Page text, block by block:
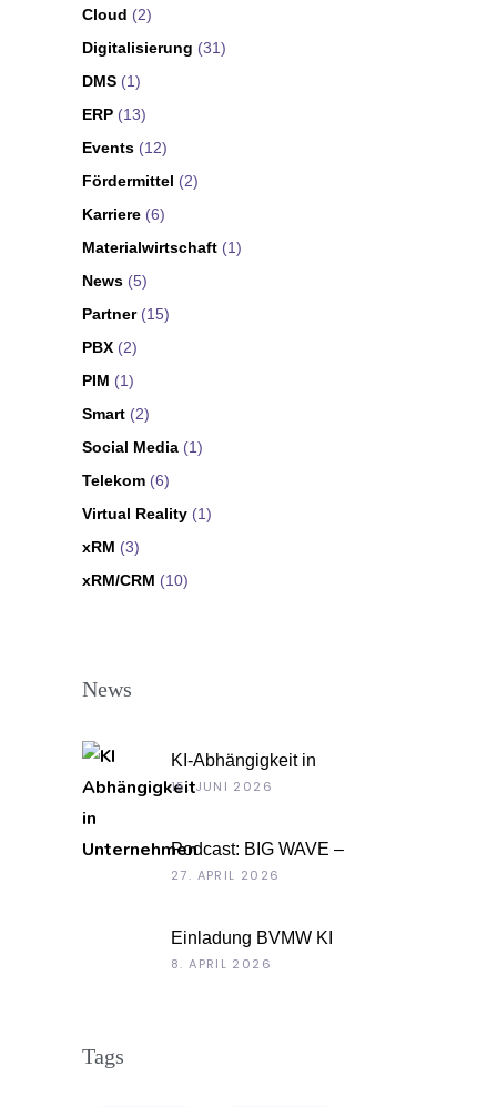
Cloud (2)
Digitalisierung (31)
DMS (1)
ERP (13)
Events (12)
Fördermittel (2)
Karriere (6)
Materialwirtschaft (1)
News (5)
Partner(15)
PBX (2)
PIM (1)
Smart (2)
Social Media (1)
Telekom (6)
Virtual Reality (1)
xRM (3)
xRM/CRM (10)
News
KI-Abhängigkeit in
Unternehmen
15. JUNI 2026
Podcast: BIG WAVE –
Unternehmenskultur als
27. APRIL 2026
Einladung BVMW KI
Roadshow 2026: KI im Kontext
8. APRIL 2026
Tags